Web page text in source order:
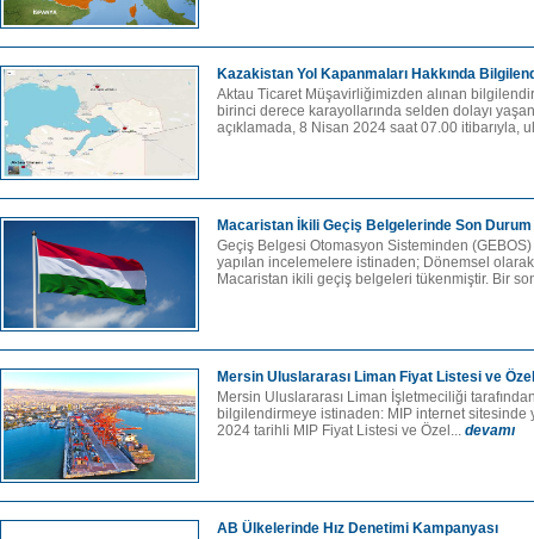
Kazakistan Yol Kapanmaları Hakkında
Aktau Ticaret Müşavirliğimizden alınan
birinci derece karayollarında selden dolayı
açıklamada, 8 Nisan 2024 saat 07.00 itibarıyla,
Macaristan İkili Geçiş Belgelerinde Son Durum
Geçiş Belgesi Otomasyon Sisteminden
yapılan incelemelere istinaden; Dönemsel olarak
Macaristan ikili geçiş belgeleri tükenmiştir. Bir
Mersin Uluslararası Liman Fiyat Listesi ve
Mersin Uluslararası Liman İşletmeciliği
bilgilendirmeye istinaden: MIP internet sitesinde
2024 tarihli MIP Fiyat Listesi ve Özel... devamı
AB Ülkelerinde Hız Denetimi Kampanyası